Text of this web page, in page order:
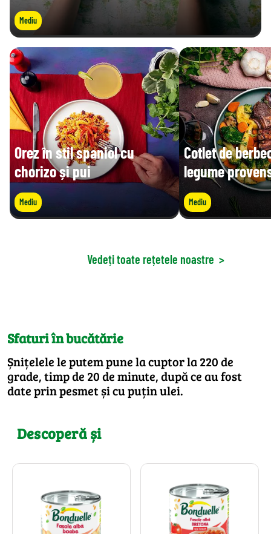
Mediu
Orez în stil spaniol cu
chorizo și pui
Mediu
Cotlet de
legume
Mediu
Vedeți toate rețetele noastre >
Sfaturi în bucătărie
Șnițelele le putem pune la cuptor la 220 de
grade, timp de 20 de minute, după ce au fost
date prin pesmet și cu puțin ulei.
Descoperă și